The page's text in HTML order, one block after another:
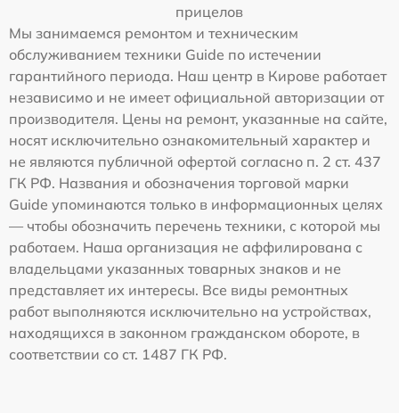
прицелов
Мы занимаемся ремонтом и техническим
обслуживанием техники Guide по истечении
гарантийного периода. Наш центр в Кирове работает
независимо и не имеет официальной авторизации от
производителя. Цены на ремонт, указанные на сайте,
носят исключительно ознакомительный характер и
не являются публичной офертой согласно п. 2 ст. 437
ГК РФ. Названия и обозначения торговой марки
Guide упоминаются только в информационных целях
— чтобы обозначить перечень техники, с которой мы
работаем. Наша организация не аффилирована с
владельцами указанных товарных знаков и не
представляет их интересы. Все виды ремонтных
работ выполняются исключительно на устройствах,
находящихся в законном гражданском обороте, в
соответствии со ст. 1487 ГК РФ.